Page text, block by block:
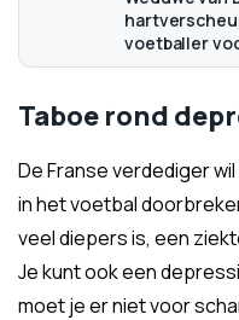
voetballer
Taboe rond
De Franse verdediger
in het voetbal
veel diepers is, een
Je kunt ook een
moet je er niet voor